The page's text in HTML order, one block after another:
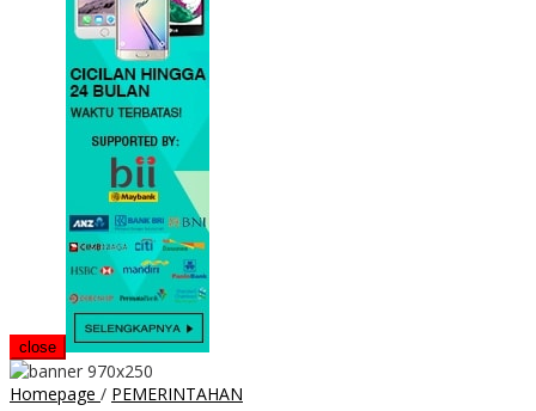
close
Homepage / PEMERINTAHAN